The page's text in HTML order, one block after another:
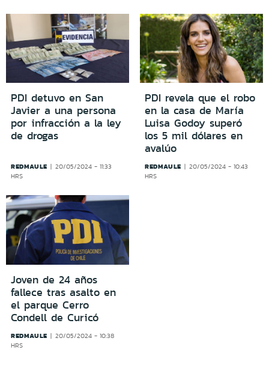
PDI detuvo en San
Javier a una persona
por infracción a la ley
de drogas
REDMAULE
20/05/2024 - 11:33
HRS
PDI revela que el robo
en la casa de María
Luisa Godoy superó
los 5 mil dólares en
avalúo
REDMAULE
20/05/2024 - 10:43
HRS
Joven de 24 años
fallece tras asalto en
el parque Cerro
Condell de Curicó
REDMAULE
20/05/2024 - 10:38
HRS